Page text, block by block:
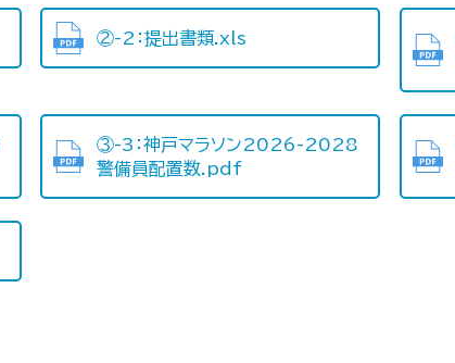
②-2：提出書類.xls
③-3：神戸マラソン2026-2028
警備員配置数.pdf